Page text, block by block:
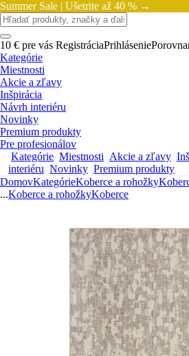
Summer Sale | Ušetrite až 40 % →
10 € pre vás RegistráciaPrihlásenie
Kategórie
Miestnosti
Akcie a zľavy
Inšpirácia
Návrh interiéru
Novinky
Premium produkty
Pre profesionálov
Kategórie Miestnosti Akcie a zľavy
interiéru Novinky Premium produkty
DomovKategórieKoberce a rohožky
...Koberce a rohožkyKoberce